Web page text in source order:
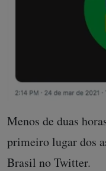
Menos de duas
primeiro lugar dos
Brasil no Twitter.